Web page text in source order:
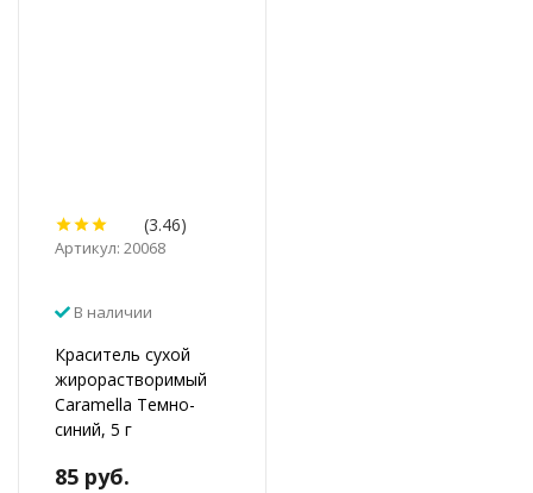
(3.46)
Артикул: 20068
В наличии
Краситель сухой
жирорастворимый
Caramella Темно-
синий, 5 г
85 руб.